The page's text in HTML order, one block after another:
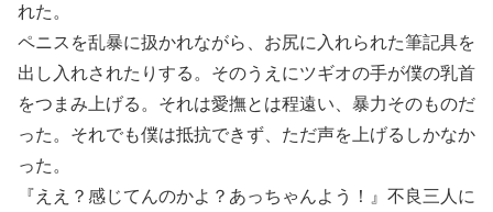
れた。
ペニスを乱暴に扱かれながら、お尻に入れられた筆記具を
出し入れされたりする。そのうえにツギオの手が僕の乳首
をつまみ上げる。それは愛撫とは程遠い、暴力そのものだ
った。それでも僕は抵抗できず、ただ声を上げるしかなか
った。
『ええ？感じてんのかよ？あっちゃんよう！』不良三人に